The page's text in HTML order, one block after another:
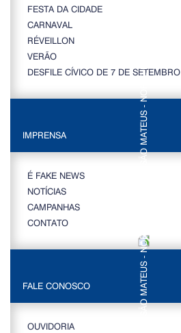
FESTA DA CIDADE
CARNAVAL
RÉVEILLON
VERÃO
DESFILE CÍVICO DE 7 DE SETEMBRO
IMPRENSA
É FAKE NEWS
NOTÍCIAS
CAMPANHAS
CONTATO
FALE CONOSCO
OUVIDORIA